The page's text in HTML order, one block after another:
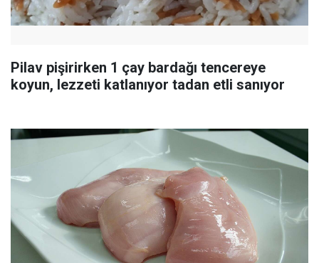
Pilav pişirirken 1 çay bardağı tencereye
koyun, lezzeti katlanıyor tadan etli sanıyor